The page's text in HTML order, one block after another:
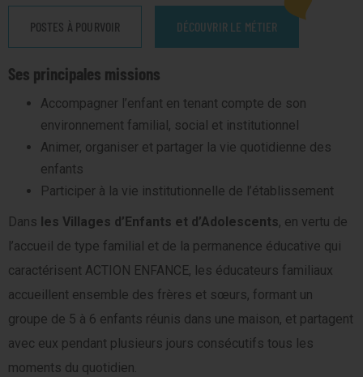
POSTES À POURVOIR DÉCOUVRIR LE MÉTIER
Ses principales missions
Accompagner l’enfant en tenant compte de son
environnement familial, social et institutionnel
Animer, organiser et partager la vie quotidienne des
enfants
Participer à la vie institutionnelle de l’établissement
Dans les Villages d’Enfants et d’Adolescents, en vertu de
l’accueil de type familial et de la permanence éducative qui
caractérisent ACTION ENFANCE, les éducateurs familiaux
accueillent ensemble des frères et sœurs, formant un
groupe de 5 à 6 enfants réunis dans une maison, et partagent
avec eux pendant plusieurs jours consécutifs tous les
moments du quotidien.